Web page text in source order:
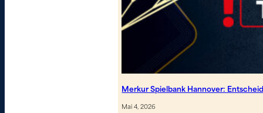
Merkur Spielbank Hannover:
Mai 4, 2026